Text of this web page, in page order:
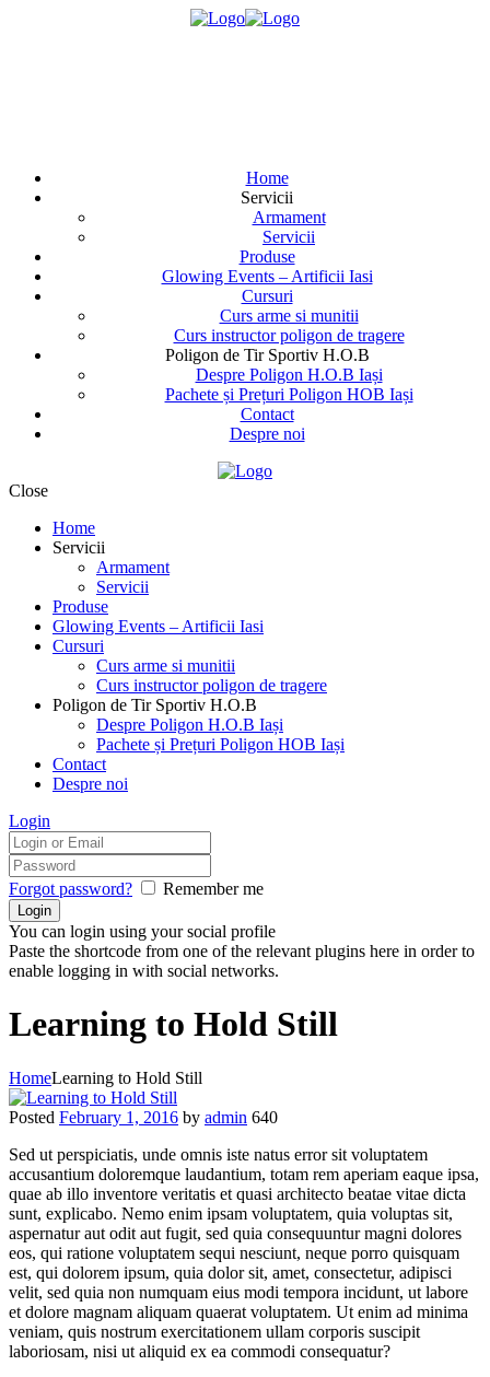
Home
Servicii
Armament
Servicii
Produse
Glowing Events – Artificii Iasi
Cursuri
Curs arme si munitii
Curs instructor poligon de tragere
Poligon de Tir Sportiv H.O.B
Despre Poligon H.O.B Iași
Pachete și Prețuri Poligon HOB Iași
Contact
Despre noi
Close
Home
Servicii
Armament
Servicii
Produse
Glowing Events – Artificii Iasi
Cursuri
Curs arme si munitii
Curs instructor poligon de tragere
Poligon de Tir Sportiv H.O.B
Despre Poligon H.O.B Iași
Pachete și Prețuri Poligon HOB Iași
Contact
Despre noi
Login
Forgot password? Remember me
You can login using your social profile
Paste the shortcode from one of the relevant plugins here in order to
enable logging in with social networks.
Learning to Hold Still
HomeLearning to Hold Still
Posted February 1, 2016 by admin 640
Sed ut perspiciatis, unde omnis iste natus error sit voluptatem
accusantium doloremque laudantium, totam rem aperiam eaque ipsa,
quae ab illo inventore veritatis et quasi architecto beatae vitae dicta
sunt, explicabo. Nemo enim ipsam voluptatem, quia voluptas sit,
aspernatur aut odit aut fugit, sed quia consequuntur magni dolores
eos, qui ratione voluptatem sequi nesciunt, neque porro quisquam
est, qui dolorem ipsum, quia dolor sit, amet, consectetur, adipisci
velit, sed quia non numquam eius modi tempora incidunt, ut labore
et dolore magnam aliquam quaerat voluptatem. Ut enim ad minima
veniam, quis nostrum exercitationem ullam corporis suscipit
laboriosam, nisi ut aliquid ex ea commodi consequatur?